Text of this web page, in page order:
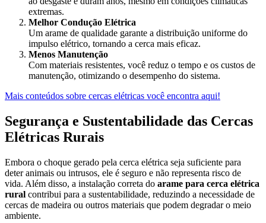
extremas.
Melhor Condução Elétrica
Um arame de qualidade garante a distribuição uniforme do
impulso elétrico, tornando a cerca mais eficaz.
Menos Manutenção
Com materiais resistentes, você reduz o tempo e os custos de
manutenção, otimizando o desempenho do sistema.
Mais conteúdos sobre cercas elétricas você encontra aqui!
Segurança e Sustentabilidade das Cercas
Elétricas Rurais
Embora o choque gerado pela cerca elétrica seja suficiente para
deter animais ou intrusos, ele é seguro e não representa risco de
vida. Além disso, a instalação correta do arame para cerca elétrica
rural contribui para a sustentabilidade, reduzindo a necessidade de
cercas de madeira ou outros materiais que podem degradar o meio
ambiente.